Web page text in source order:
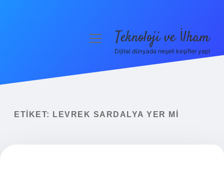
Yasal Uyarı
menüyüTeknoloji ve İlham
Dijital dünyada neşeli keşifler yap!
ETIKET: LEVREK SARDALYA YER MI